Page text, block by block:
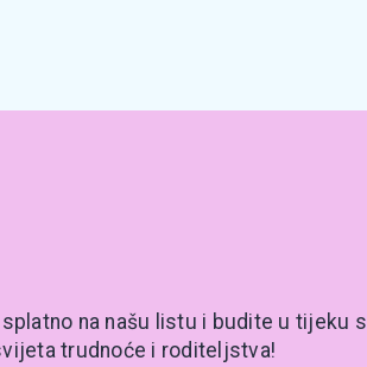
na našu listu i budite u tijeku s
trudnoće i roditeljstva!